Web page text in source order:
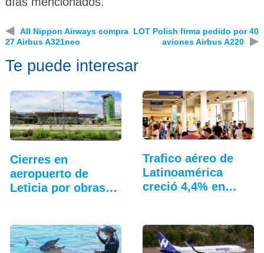
◀
All Nippon Airways compra
27 Airbus A321neo
LOT Polish firma pedido por 40
aviones Airbus A220
▶
Te puede interesar
Cierres en
aeropuerto de
Leticia por obras
Trafico aéreo de
Latinoamérica
creció 4,4% en